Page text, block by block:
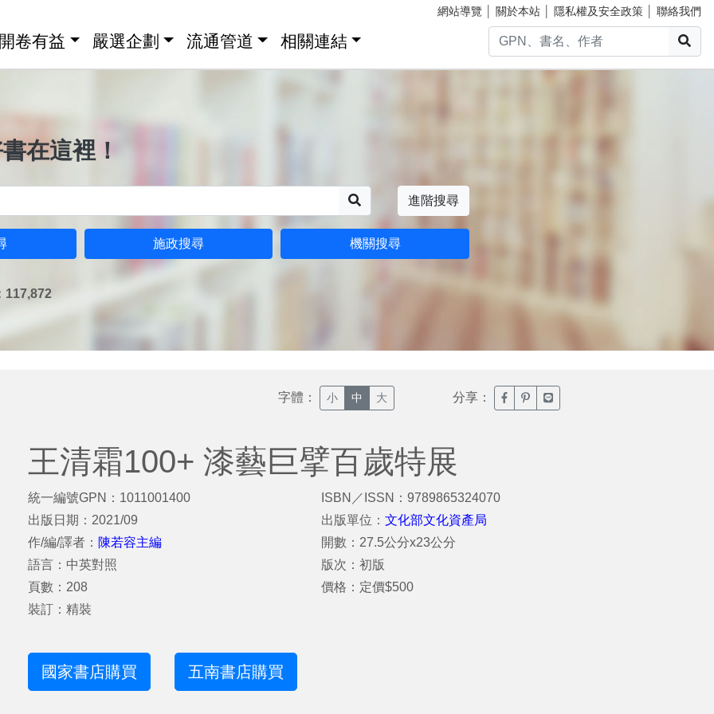
網站導覽 關於本站 隱私權及安全政策 聯絡我們
卷有益 嚴選企劃 流通管道 相關連結
在這裡！
進階搜尋
施政搜尋 機關搜尋
117,872
字體： 小 中 大 分享： 臉書分享(另開新視窗)
噗浪分享(另開新視窗)
Line分享(另開新視窗)
王清霜100+ 漆藝巨擘百歲特展
統一編號GPN：1011001400
出版日期：2021/09
作/編/譯者： 陳若容主編
語言：中英對照
頁數：208
裝訂：精裝
ISBN／ISSN：9789865324070
出版單位：文化部文化資產局
開數：27.5公分x23公分
版次：初版
價格：定價$500
國家書店購買 五南書店購買